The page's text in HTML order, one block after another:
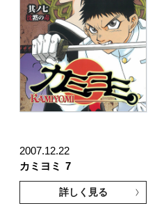
2007.12.22
カミヨミ 7
詳しく見る